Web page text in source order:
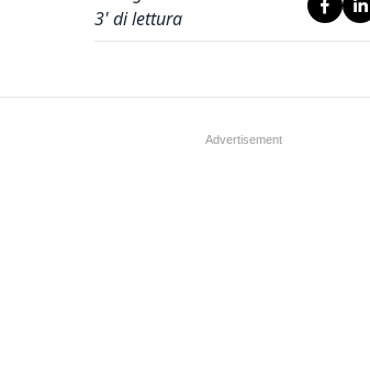
3' di lettura